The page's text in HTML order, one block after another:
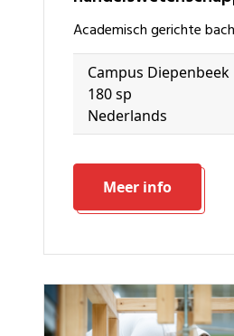
academisch gerichte
Campus Diepenbeek
180 sp
Nederlands
Meer info